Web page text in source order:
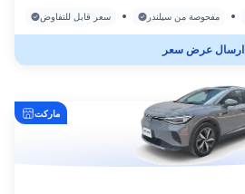
سعر قابل للتفاوض
• مفحوصة من سيلندر •
ارسال عرض سعر
ماركت